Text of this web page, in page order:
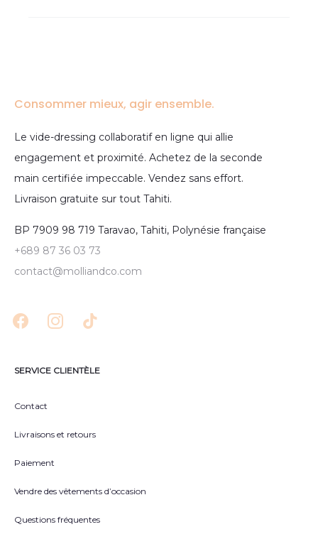
Consommer mieux, agir ensemble.
Le vide-dressing collaboratif en ligne qui allie
engagement et proximité. Achetez de la seconde
main certifiée impeccable. Vendez sans effort.
Livraison gratuite sur tout Tahiti.
BP 7909 98 719 Taravao, Tahiti, Polynésie française
+689 87 36 03 73
contact@molliandco.com
SERVICE CLIENTÈLE
Contact
Livraisons et retours
Paiement
Vendre des vêtements d’occasion
Questions fréquentes